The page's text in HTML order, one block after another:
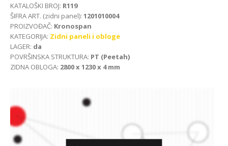
KATALOŠKI BROJ: R119
ŠIFRA ART. (zidni panel): 1201010004
PROIZVOĐAČ: Kronospan
KATEGORIJA: Zidni paneli i obloge
LAGER: da
POVRŠINSKA STRUKTURA: PT (Peetah)
ZIDNA OBLOGA: 2800 x 1230 x 4 mm